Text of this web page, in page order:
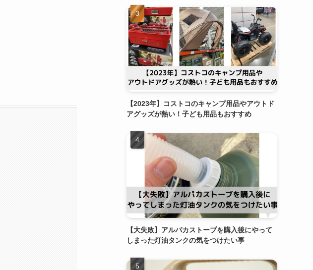
【2023年】コストコのキャンプ用品やアウトド
アグッズが熱い！子ども用品もおすすめ
【大失敗】アルパカストーブを購入後にやって
しまった灯油タンクの気をつけたい事